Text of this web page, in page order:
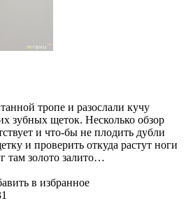
тропе и разослали кучу
зубных щеток. Несколько обзор
и что-бы не плодить дубли
и проверить откуда растут ноги
там золото залито…
в избранное